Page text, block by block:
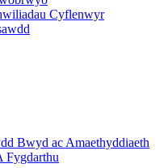
Cyflenwyr
Bwyd ac Amaethyddiaeth
Fygdarthu